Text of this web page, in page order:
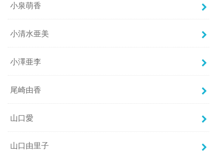
小泉萌香
小清水亜美
小澤亜李
尾崎由香
山口愛
山口由里子